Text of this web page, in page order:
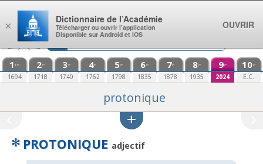
Aller au contenu
1 re
1694
2e
1718
3e
1740
4e
1762
5e
1798
6e
1835
7e
1878
8e
1935
9e
2024
10e
E.C.
protonique
✻ PROTONIQUE adjectif
×
Dictionnaire de l’Académie
Télécharger ou ouvrir l’application
Disponible sur Android et iOS
OUVRIR